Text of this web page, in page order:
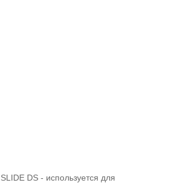
DS - используется для